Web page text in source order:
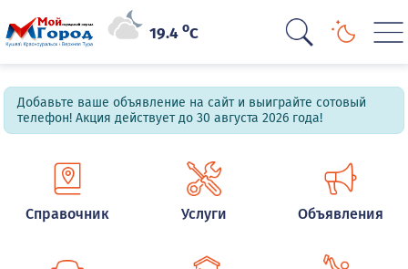
19.4oC
Добавьте ваше объявление на сайт и выиграйте сотовый
телефон! Акция действует до 30 августа 2026 года!
Справочник Услуги Объявления